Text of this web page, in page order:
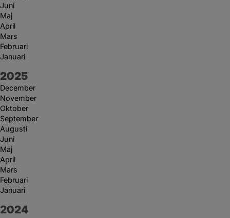
Juni
Maj
April
Mars
Februari
Januari
År:
2025
December
November
Oktober
September
Augusti
Juni
Maj
April
Mars
Februari
Januari
År:
2024